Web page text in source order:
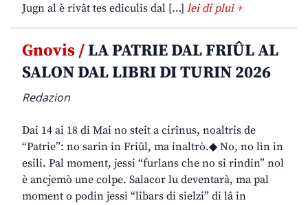
Jugn al è rivât tes ediculis dal […] lei di plui +
Gnovis /LA PATRIE DAL FRIÛL AL
SALON DAL LIBRI DI TURIN 2026
Redazion
Dai 14 ai 18 di Mai no steit a cirînus, noaltris de
“Patrie”: no sarin in Friûl, ma inaltrò.◆ No, no lìn in
esili. Pal moment, jessi “furlans che no si rindin” nol
è ancjemò une colpe. Salacor lu deventarà, ma pal
moment o podin jessi “libars di sielzi” di lâ in